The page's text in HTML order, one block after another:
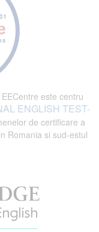
este centru
ENGLISH TEST-
de certificare a
Romania si sud-estul